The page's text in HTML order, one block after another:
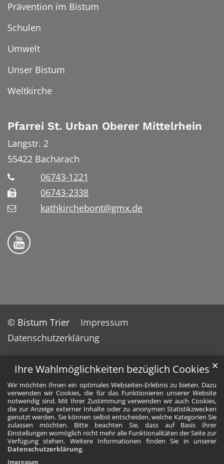
Ihre Wahlmöglichkeiten bezüglich Cookies
Wir möchten Ihnen ein optimales Webseiten-Erlebnis zu bieten. Dazu
verwenden wir Cookies, die für das Funktionieren unserer Website
notwendig sind. Mit Ihrer Zustimmung verwenden wir auch Cookies,
die zur Anzeige externer Inhalte oder zu anonymen Statistikzwecken
genutzt werden. Sie können selbst entscheiden, welche Kategorien Sie
zulassen möchten. Bitte beachten Sie, dass auf Basis Ihrer
Einstellungen womöglich nicht mehr alle Funktionalitäten der Seite zur
Verfügung stehen. Weitere Informationen finden Sie in unserer
Datenschutzerklärung.
✕
Impressum
Prävention im Bistum
Schulen
Umwelt
Unser Bistum
Weltkirche
Pfarrei St. Urban Oberer Mittelrhein
Langstr. 2
55422 Bacharach
06743-1221
06743-2338
kathkirchebont@gmx.de
Folge uns auf YouTube
© Bistum Trier
Impressum
Datenschutzerklärung